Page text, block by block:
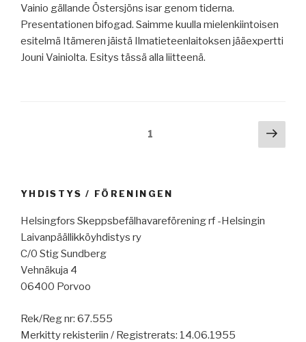
maailman
merenkulun
päivä
26.9.,
Vainio gällande Östersjöns isar genom tiderna.
Presentationen bifogad. Saimme kuulla mielenkiintoisen
esitelmä Itämeren jäistä Ilmatieteenlaitoksen jääexpertti
Jouni Vainiolta. Esitys tässä alla liitteenä.
1
sivu
YHDISTYS / FÖRENINGEN
Helsingfors Skeppsbefälhavareförening rf -Helsingin
Laivanpäällikköyhdistys ry
C/0 Stig Sundberg
Vehnäkuja 4
06400 Porvoo
Rek/Reg nr: 67.555
Merkitty rekisteriin / Registrerats: 14.06.1955